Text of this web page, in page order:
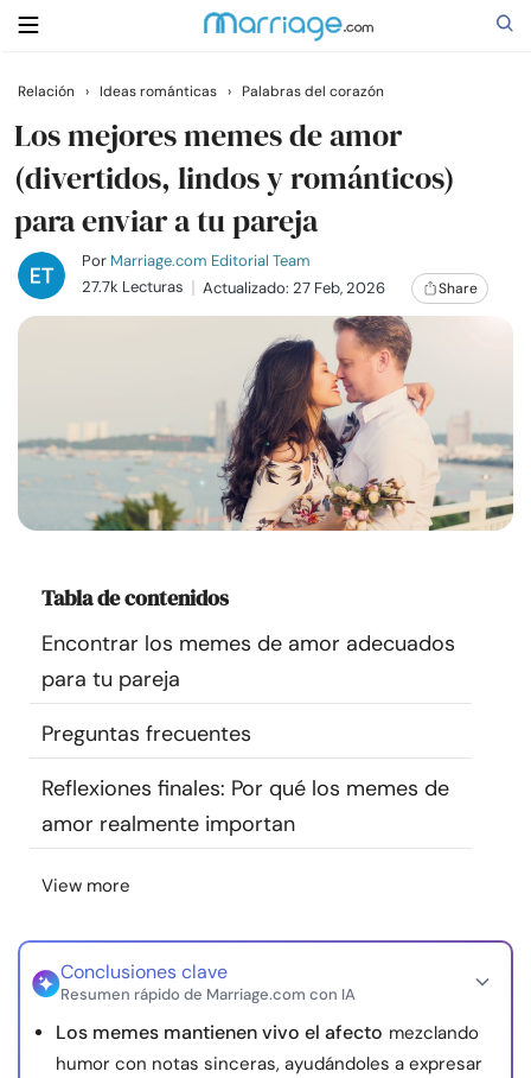
Buscar
Casarse
Relaciones
Ayuda
Cursos
Comunidad
Encuentra un terapeuta
Idioma ES
nosotros
Relación › Ideas románticas › Palabras del corazón
Los mejores memes de amor
(divertidos, lindos y románticos)
para enviar a tu pareja
Por Marriage.com Editorial Team
27.7k Lecturas
Actualizado: 27 Feb, 2026 Share
Tabla de contenidos
Encontrar los memes de amor adecuados
para tu pareja
Preguntas frecuentes
Reflexiones finales: Por qué los memes de
amor realmente importan
View more
Conclusiones clave
Resumen rápido de Marriage.com con IA
Los memes mantienen vivo el afecto mezclando
humor con notas sinceras, ayudándoles a expresar